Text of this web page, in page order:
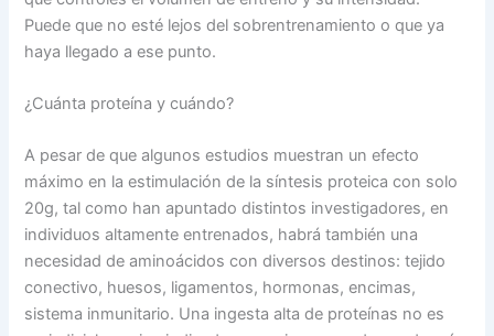
Puede que no esté lejos del sobrentrenamiento o que ya
haya llegado a ese punto.
¿Cuánta proteína y cuándo?
A pesar de que algunos estudios muestran un efecto
máximo en la estimulación de la síntesis proteica con solo
20g, tal como han apuntado distintos investigadores, en
individuos altamente entrenados, habrá también una
necesidad de aminoácidos con diversos destinos: tejido
conectivo, huesos, ligamentos, hormonas, encimas,
sistema inmunitario. Una ingesta alta de proteínas no es